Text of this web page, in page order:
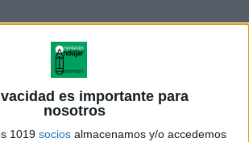
es importante para
nosotros
1019 socios almacenamos y/o accedemos